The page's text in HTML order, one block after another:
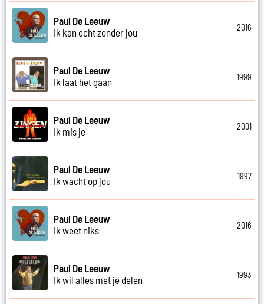
Paul De Leeuw
Ik kan echt zonder jou
2016
Paul De Leeuw
Ik laat het gaan
1999
Paul De Leeuw
Ik mis je
2001
Paul De Leeuw
Ik wacht op jou
1997
Paul De Leeuw
Ik weet niks
2016
Paul De Leeuw
Ik wil alles met je delen
1993